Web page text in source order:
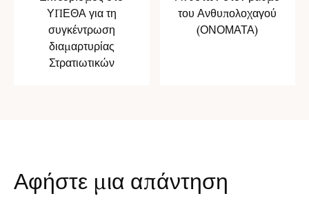
ΥΠΕΘΑ για τη
συγκέντρωση
διαμαρτυρίας
Στρατιωτικών
του Ανθυπολοχαγού
(ΟΝΟΜΑΤΑ)
Αφήστε μια απάντηση